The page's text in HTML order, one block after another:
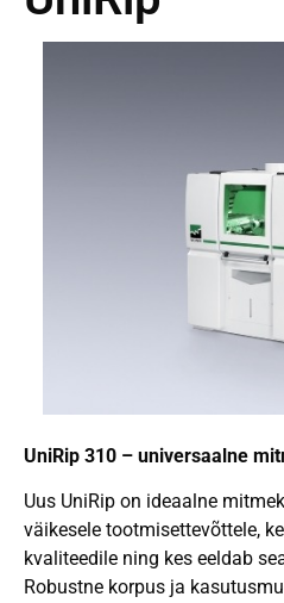
UniRip 310 – universaalne
Uus UniRip on ideaalne
väikesele tootmisettevõttele,
kvaliteedile ning kes eeldab
Robustne korpus ja